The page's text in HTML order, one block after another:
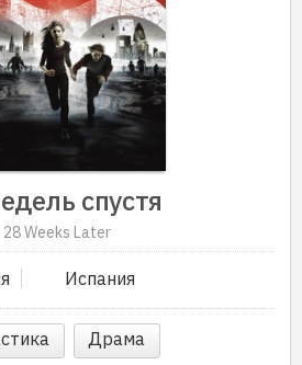
спустя
28 Weeks Later
Испания
Драма